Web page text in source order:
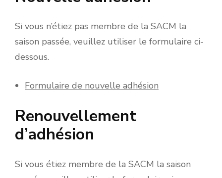
Si vous n’étiez pas membre de la SACM la
saison passée, veuillez utiliser le formulaire ci-
dessous.
Formulaire de nouvelle adhésion
Renouvellement
d’adhésion
Si vous étiez membre de la SACM la saison